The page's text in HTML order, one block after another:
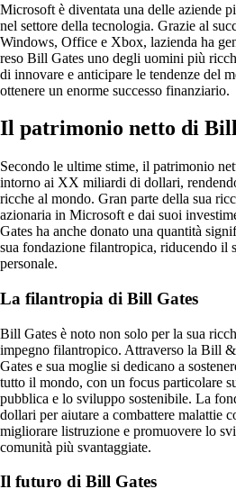
Microsoft è diventata una delle aziende
nel settore della tecnologia. Grazie al
Windows, Office e Xbox, lazienda ha
reso Bill Gates uno degli uomini più
di innovare e anticipare le tendenze del
ottenere un enorme successo finanziario.
Il patrimonio netto di
Secondo le ultime stime, il patrimonio
intorno ai XX miliardi di dollari,
ricche al mondo. Gran parte della sua
azionaria in Microsoft e dai suoi
Gates ha anche donato una quantità
sua fondazione filantropica, riducendo il
personale.
La filantropia di Bill Gates
Bill Gates è noto non solo per la sua
impegno filantropico. Attraverso la Bill
Gates e sua moglie si dedicano a
tutto il mondo, con un focus particolare
pubblica e lo sviluppo sostenibile. La
dollari per aiutare a combattere malattie
migliorare listruzione e promuovere lo
comunità più svantaggiate.
Il futuro di Bill Gates